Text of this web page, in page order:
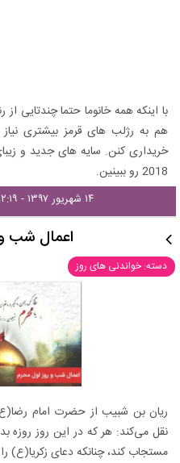
با اینکه همه خانوما حتما چندتایی
هم به رژلب های قرمز بیشتری
خریداری کنن. سایه های جدید و
2018 رو ببینین.
۱۴ شهریور ۱۳۹۷ - ۱۲:۱۹
اعمال شب
دسته: خواندنی های روز
ریان بن شبیب از حضرت امام
نقل می‌کند: هر که در این روز روزه
مستجاب کند، چنانکه دعاى زکریا(ع)